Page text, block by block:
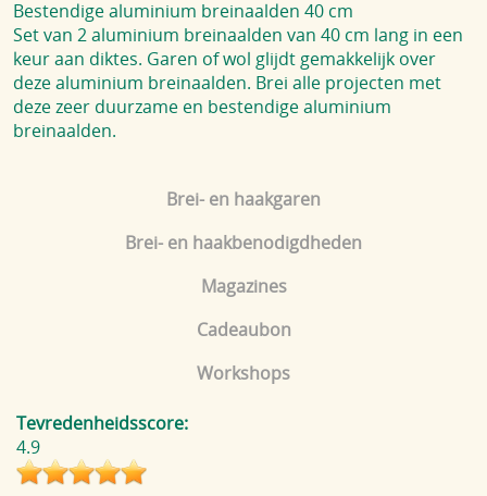
Brei- en haakgaren
Brei- en haakbenodigdheden
Magazines
Cadeaubon
Workshops
Tevredenheidsscore:
4.9
Bestendige aluminium breinaalden 40 cm
Set van 2 aluminium breinaalden van 40 cm lang in een
keur aan diktes. Garen of wol glijdt gemakkelijk over
deze aluminium breinaalden. Brei alle projecten met
deze zeer duurzame en bestendige aluminium
breinaalden.